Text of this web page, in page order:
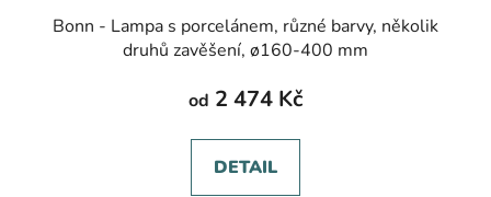
Bonn - Lampa s porcelánem, různé barvy, několik
druhů zavěšení, ø160-400 mm
od 2 474 Kč
DETAIL